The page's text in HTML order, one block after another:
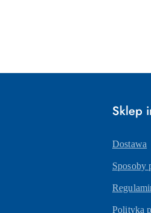
Sklep
Dostawa
Sposoby
Polityka